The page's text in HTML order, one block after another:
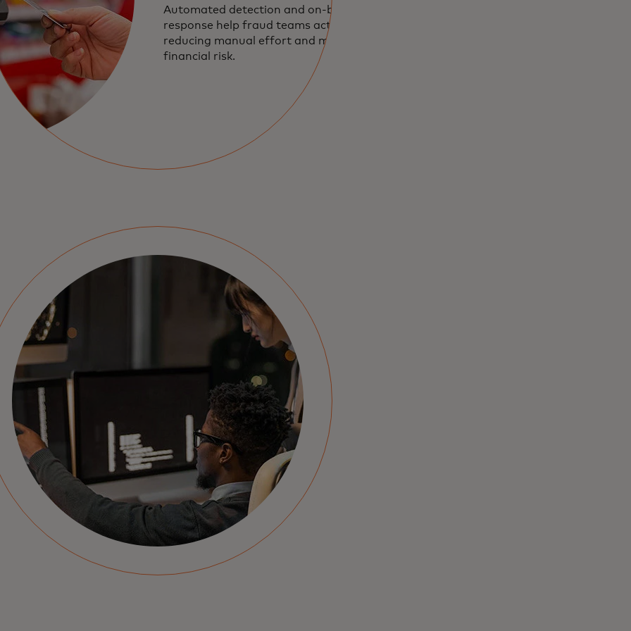
Automated detection and on-behalf
response help fraud teams act faster—
reducing manual effort and minimizing
financial risk.